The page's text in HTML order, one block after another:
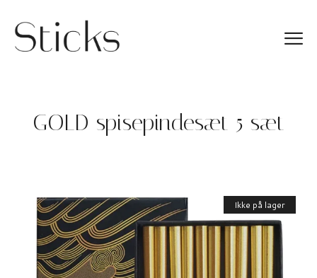
GOLD spisepindesæt 5 sæt
Ikke på lager